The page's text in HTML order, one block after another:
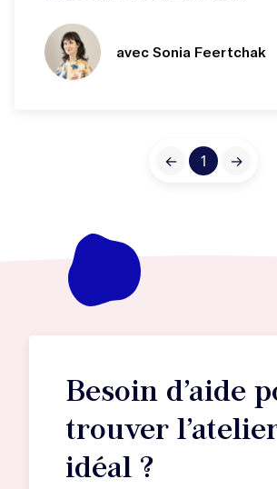
avec Sonia Feertchak
← 1 →
Besoin d’aide
trouver
idéal ?